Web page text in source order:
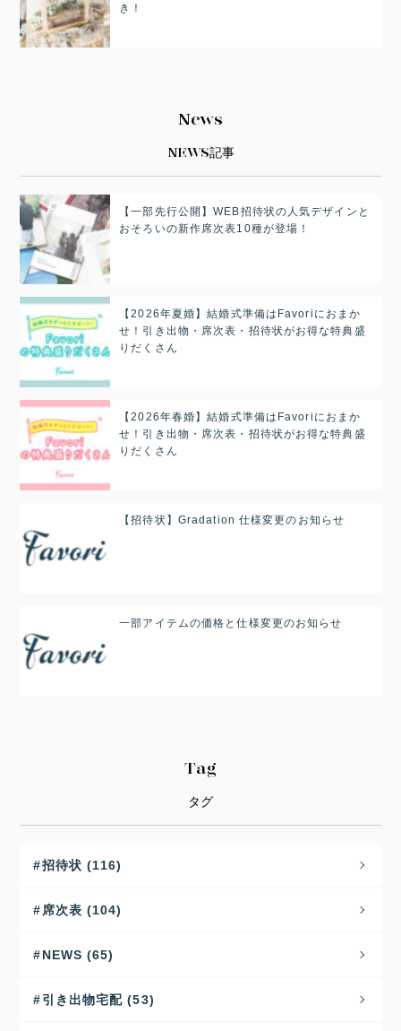
き！
News
NEWS記事
【一部先行公開】WEB招待状の人気デザインと
おそろいの新作席次表10種が登場！
【2026年夏婚】結婚式準備はFavoriにおまか
せ！引き出物・席次表・招待状がお得な特典盛
りだくさん
【2026年春婚】結婚式準備はFavoriにおまか
せ！引き出物・席次表・招待状がお得な特典盛
りだくさん
【招待状】Gradation 仕様変更のお知らせ
一部アイテムの価格と仕様変更のお知らせ
Tag
タグ
招待状 (116)
席次表 (104)
NEWS (65)
引き出物宅配 (53)